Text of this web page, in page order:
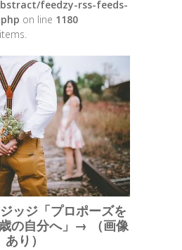
feedzy-rss-feeds-
on line 1180
ッジ「プロポーズを
の自分へ」→ （画像
あり）